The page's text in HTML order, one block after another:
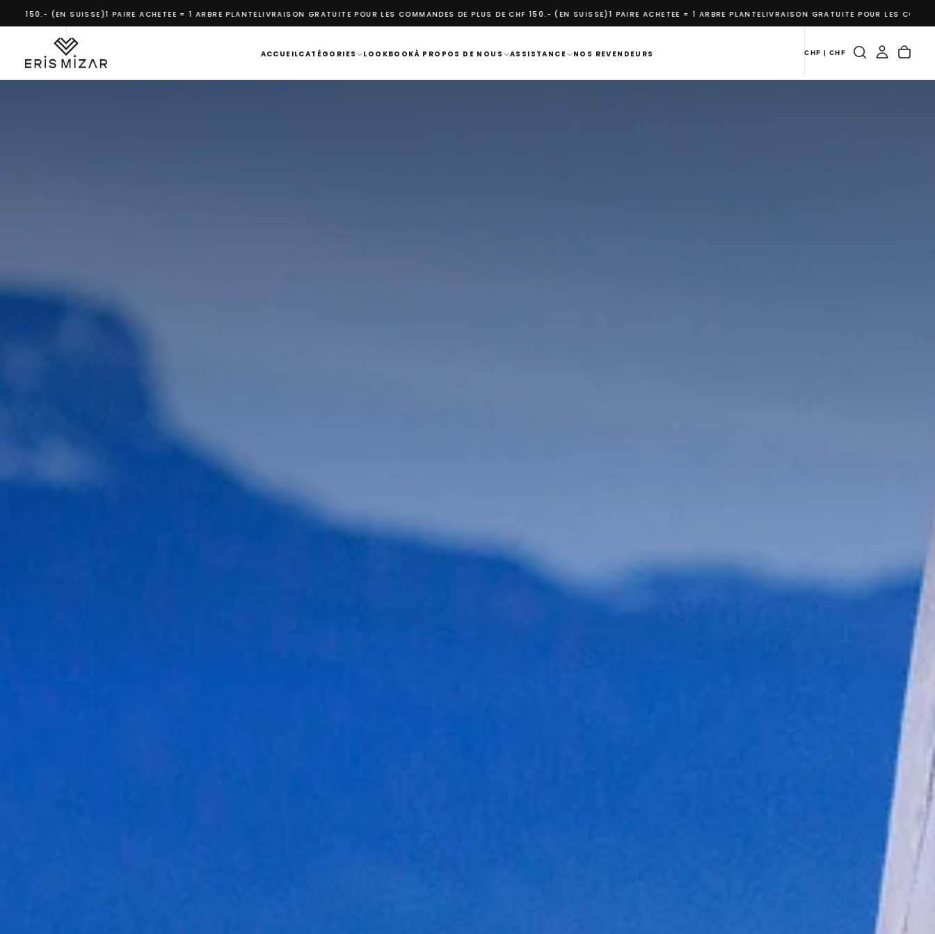
PASSER
CONTENU
ACHETEE = 1 ARBRE PLANTELIVRAISON GRATUITE POUR LES COMMANDES DE PLUS DE CHF 150.- (EN SUISSE)1 PAIRE ACHETEE = 1 ARBRE PLANTELIVRAISON GRATUITE POUR LES COMMANDES DE PLUS DE CHF 150.-
ACCUEILCATÉGORIES LOOKBOOKÀ PROPOS DE NOUS ASSISTANCE NOS REVENDEURS CHF | CHF